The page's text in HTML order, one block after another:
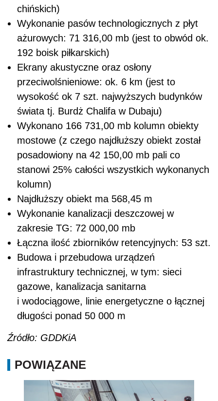
chińskich)
Wykonanie pasów technologicznych z płyt
ażurowych: 71 316,00 mb (jest to obwód ok.
192 boisk piłkarskich)
Ekrany akustyczne oraz osłony
przeciwolśnieniowe: ok. 6 km (jest to
wysokość ok 7 szt. najwyższych budynków
świata tj. Burdż Chalifa w Dubaju)
Wykonano 166 731,00 mb kolumn obiekty
mostowe (z czego najdłuższy obiekt został
posadowiony na 42 150,00 mb pali co
stanowi 25% całości wszystkich wykonanych
kolumn)
Najdłuższy obiekt ma 568,45 m
Wykonanie kanalizacji deszczowej w
zakresie TG: 72 000,00 mb
Łączna ilość zbiorników retencyjnych: 53 szt.
Budowa i przebudowa urządzeń
infrastruktury technicznej, w tym: sieci
gazowe, kanalizacja sanitarna
i wodociągowe, linie energetyczne o łącznej
długości ponad 50 000 m
Źródło: GDDKiA
POWIĄZANE